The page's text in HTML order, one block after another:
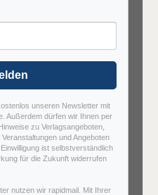
unseren Newsletter mit
Außerdem dürfen wir Ihnen per
zu Verlagsangeboten,
und Angeboten
ist selbstverständlich
für die Zukunft widerrufen
nutzen wir rapidmail. Mit Ihrer